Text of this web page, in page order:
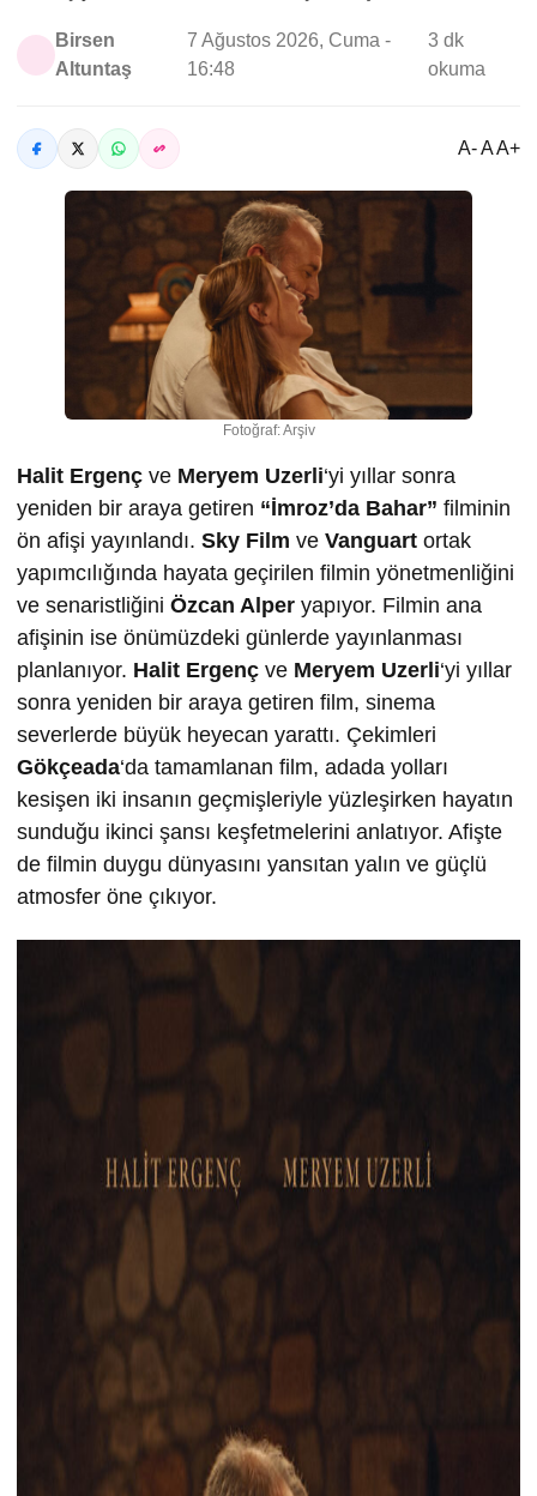
Birsen
Altuntaş
7 Ağustos 2026, Cuma -
16:48
3 dk
okuma
A- A A+
Fotoğraf: Arşiv
Halit Ergenç ve Meryem Uzerli‘yi yıllar sonra
yeniden bir araya getiren “İmroz’da Bahar” filminin
ön afişi yayınlandı. Sky Film ve Vanguart ortak
yapımcılığında hayata geçirilen filmin yönetmenliğini
ve senaristliğini Özcan Alper yapıyor. Filmin ana
afişinin ise önümüzdeki günlerde yayınlanması
planlanıyor. Halit Ergenç ve Meryem Uzerli‘yi yıllar
sonra yeniden bir araya getiren film, sinema
severlerde büyük heyecan yarattı. Çekimleri
Gökçeada‘da tamamlanan film, adada yolları
kesişen iki insanın geçmişleriyle yüzleşirken hayatın
sunduğu ikinci şansı keşfetmelerini anlatıyor. Afişte
de filmin duygu dünyasını yansıtan yalın ve güçlü
atmosfer öne çıkıyor.